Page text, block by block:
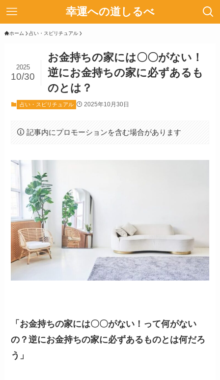
幸運への道しるべ
ホーム 占い・スピリチュアル
お金持ちの家には〇〇がない！
逆にお金持ちの家に必ずあるも
のとは？
2025
10/30
占い・スピリチュアル 2025年10月30日
記事内にプロモーションを含む場合があります
「お金持ちの家には〇〇がない！って何がない
の？逆にお金持ちの家に必ずあるものとは何だろ
う」